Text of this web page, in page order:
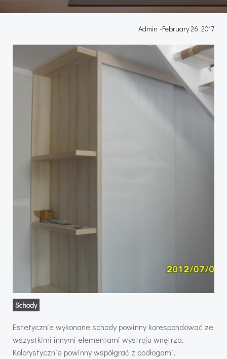
Admin -February 26, 2017
Schody
Estetycznie wykonane schody powinny korespondować ze
wszystkimi innymi elementami wystroju wnętrza.
Kolorystycznie powinny współgrać z podłogami,